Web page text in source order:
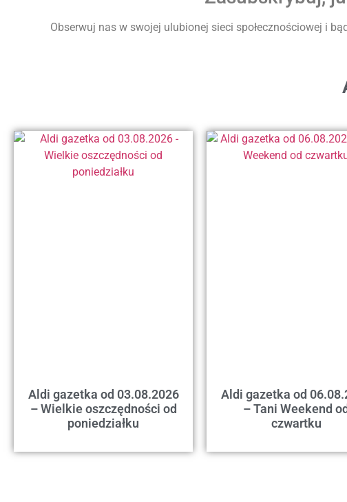
Obserwuj nas w swojej ulubionej sieci społecznościowej i
Aldi gazetka od 03.08.2026
– Wielkie oszczędności od
poniedziałku
Aldi gazetka od
– Tani Weekend
czwartku